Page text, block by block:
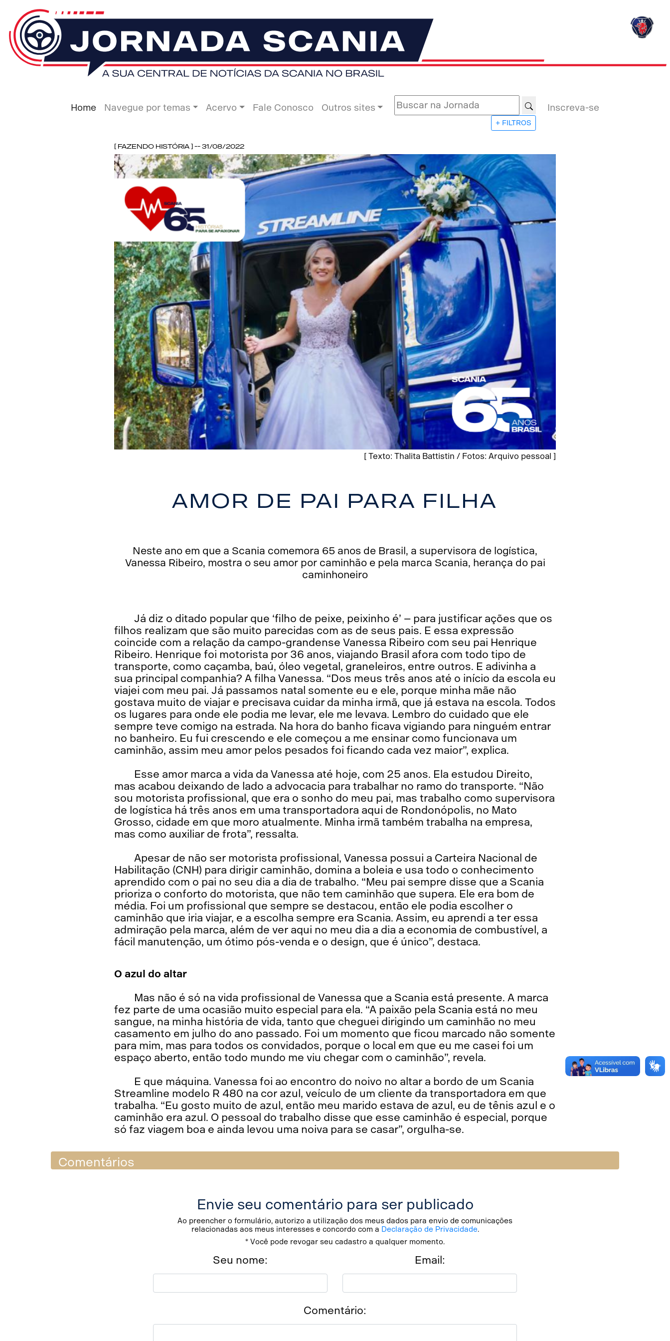
Home Navegue por temas Acervo Fale Conosco Outros sites
+ FILTROS
Inscreva-se
[ Fazendo História ] -- 31/08/2022
[ Texto: Thalita Battistin / Fotos: Arquivo pessoal ]
Amor de pai para filha
Neste ano em que a Scania comemora 65 anos de Brasil, a supervisora de logística,
Vanessa Ribeiro, mostra o seu amor por caminhão e pela marca Scania, herança do pai
caminhoneiro
Já diz o ditado popular que ‘filho de peixe, peixinho é’ – para justificar ações que os
filhos realizam que são muito parecidas com as de seus pais. E essa expressão
coincide com a relação da campo-grandense Vanessa Ribeiro com seu pai Henrique
Ribeiro. Henrique foi motorista por 36 anos, viajando Brasil afora com todo tipo de
transporte, como caçamba, baú, óleo vegetal, graneleiros, entre outros. E adivinha a
sua principal companhia? A filha Vanessa. “Dos meus três anos até o início da escola eu
viajei com meu pai. Já passamos natal somente eu e ele, porque minha mãe não
gostava muito de viajar e precisava cuidar da minha irmã, que já estava na escola. Todos
os lugares para onde ele podia me levar, ele me levava. Lembro do cuidado que ele
sempre teve comigo na estrada. Na hora do banho ficava vigiando para ninguém entrar
no banheiro. Eu fui crescendo e ele começou a me ensinar como funcionava um
caminhão, assim meu amor pelos pesados foi ficando cada vez maior”, explica.
Esse amor marca a vida da Vanessa até hoje, com 25 anos. Ela estudou Direito,
mas acabou deixando de lado a advocacia para trabalhar no ramo do transporte. “Não
sou motorista profissional, que era o sonho do meu pai, mas trabalho como supervisora
de logística há três anos em uma transportadora aqui de Rondonópolis, no Mato
Grosso, cidade em que moro atualmente. Minha irmã também trabalha na empresa,
mas como auxiliar de frota”, ressalta.
Apesar de não ser motorista profissional, Vanessa possui a Carteira Nacional de
Habilitação (CNH) para dirigir caminhão, domina a boleia e usa todo o conhecimento
aprendido com o pai no seu dia a dia de trabalho. “Meu pai sempre disse que a Scania
prioriza o conforto do motorista, que não tem caminhão que supera. Ele era bom de
média. Foi um profissional que sempre se destacou, então ele podia escolher o
caminhão que iria viajar, e a escolha sempre era Scania. Assim, eu aprendi a ter essa
admiração pela marca, além de ver aqui no meu dia a dia a economia de combustível, a
fácil manutenção, um ótimo pós-venda e o design, que é único”, destaca.
O azul do altar
Mas não é só na vida profissional de Vanessa que a Scania está presente. A marca
fez parte de uma ocasião muito especial para ela. “A paixão pela Scania está no meu
sangue, na minha história de vida, tanto que cheguei dirigindo um caminhão no meu
casamento em julho do ano passado. Foi um momento que ficou marcado não somente
para mim, mas para todos os convidados, porque o local em que eu me casei foi um
espaço aberto, então todo mundo me viu chegar com o caminhão”, revela.
E que máquina. Vanessa foi ao encontro do noivo no altar a bordo de um Scania
Streamline modelo R 480 na cor azul, veículo de um cliente da transportadora em que
trabalha. “Eu gosto muito de azul, então meu marido estava de azul, eu de tênis azul e o
caminhão era azul. O pessoal do trabalho disse que esse caminhão é especial, porque
só faz viagem boa e ainda levou uma noiva para se casar”, orgulha-se.
Comentários
Envie seu comentário para ser publicado
Ao preencher o formulário, autorizo a utilização dos meus dados para envio de comunicações
relacionadas aos meus interesses e concordo com a Declaração de Privacidade.
* Você pode revogar seu cadastro a qualquer momento.
Seu nome: Email:
Comentário: